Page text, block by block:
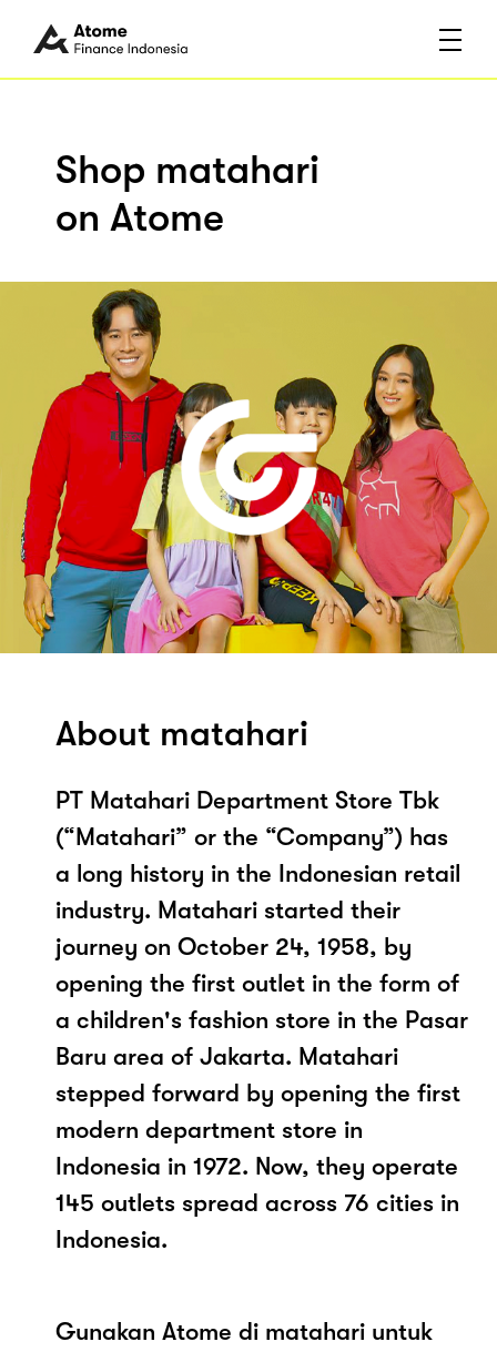
Shop matahari
on Atome
About matahari
PT Matahari Department Store Tbk
(“Matahari” or the “Company”) has
a long history in the Indonesian retail
industry. Matahari started their
journey on October 24, 1958, by
opening the first outlet in the form of
a children's fashion store in the Pasar
Baru area of Jakarta. Matahari
stepped forward by opening the first
modern department store in
Indonesia in 1972. Now, they operate
145 outlets spread across 76 cities in
Indonesia.
Gunakan Atome di matahari untuk